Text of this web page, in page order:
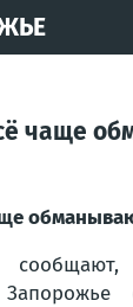
чаще